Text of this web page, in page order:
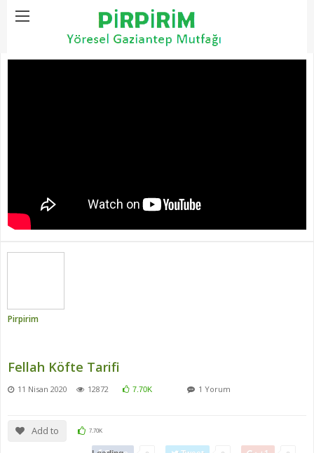
Home 4 Mevsim Yemekler Fellah Köfte Tarifi
Pirpirim
Fellah Köfte Tarifi
11 Nisan 2020 12872 7.70K 1 Yorum
Add to 7.70K